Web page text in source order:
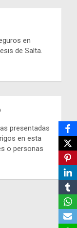
en
de Salta.
presentadas
en esta
o personas